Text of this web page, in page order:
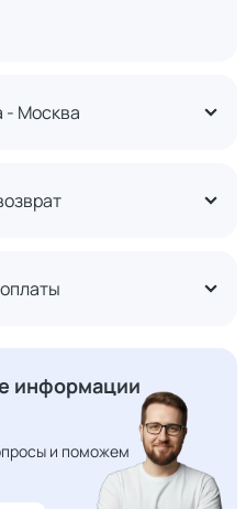
- Москва
информации
и поможем